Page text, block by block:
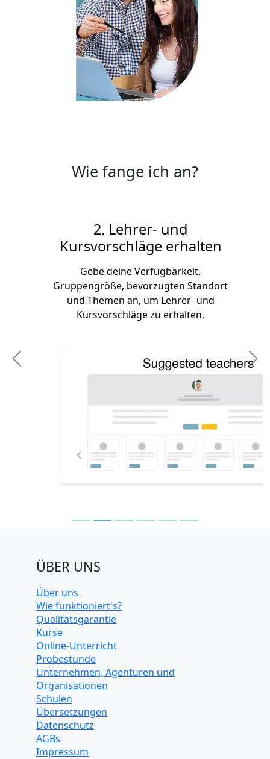
Wie fange ich an?
2. Lehrer- und
Kursvorschläge erhalten
Gebe deine Verfügbarkeit,
Gruppengröße, bevorzugten Standort
und Themen an, um Lehrer- und
Kursvorschläge zu erhalten.
Previous
ÜBER UNS
Über uns
Wie funktioniert's?
Qualitätsgarantie
Kurse
Online-Unterricht
Probestunde
Unternehmen, Agenturen und
Organisationen
Schulen
Übersetzungen
Datenschutz
AGBs
Impressum